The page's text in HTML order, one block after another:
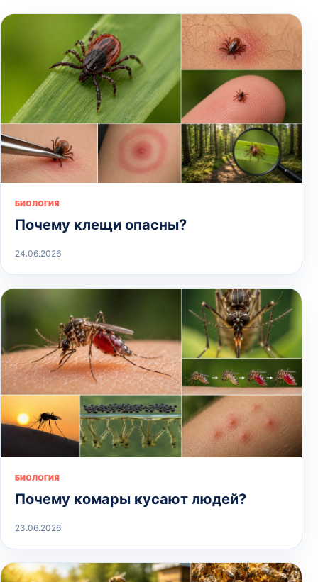
БИОЛОГИЯ
Почему клещи опасны?
24.06.2026
БИОЛОГИЯ
Почему комары кусают людей?
23.06.2026